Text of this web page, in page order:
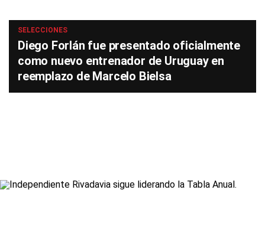
SELECCIONES
Diego Forlán fue presentado oficialmente
como nuevo entrenador de Uruguay en
reemplazo de Marcelo Bielsa